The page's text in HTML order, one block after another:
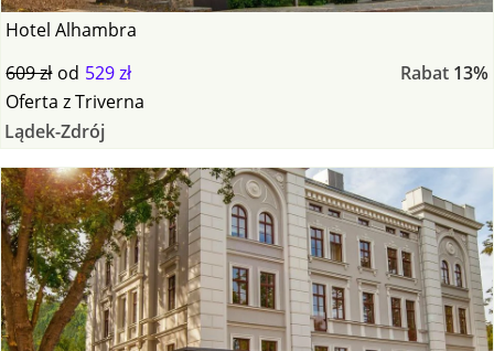
Hotel Alhambra
609 zł od 529 zł Rabat 13%
Oferta zTriverna
Lądek-Zdrój